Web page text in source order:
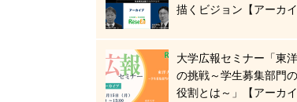
描くビジョン【アーカイ
大学広報セミナー「東
の挑戦～学生募集部門
役割とは～」【アーカイ